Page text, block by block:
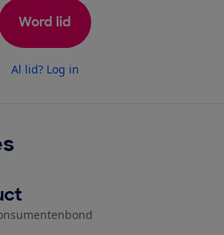
Word lid
Al lid? Log in